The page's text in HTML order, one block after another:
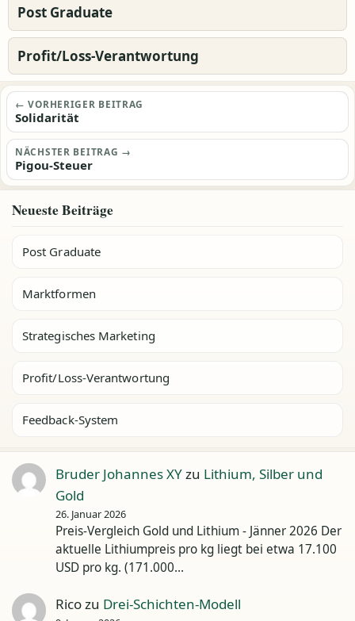
Post Graduate
Profit/Loss-Verantwortung
Beitragsnavigation
← VORHERIGER BEITRAG
Solidarität
NÄCHSTER BEITRAG →
Pigou-Steuer
Neueste Beiträge
Post Graduate
Marktformen
Strategisches Marketing
Profit/Loss-Verantwortung
Feedback-System
Bruder Johannes XYzu Lithium, Silber und
Gold
26. Januar 2026
Preis-Vergleich Gold und Lithium - Jänner 2026 Der
aktuelle Lithiumpreis pro kg liegt bei etwa 17.100
USD pro kg. (171.000…
Ricozu Drei-Schichten-Modell